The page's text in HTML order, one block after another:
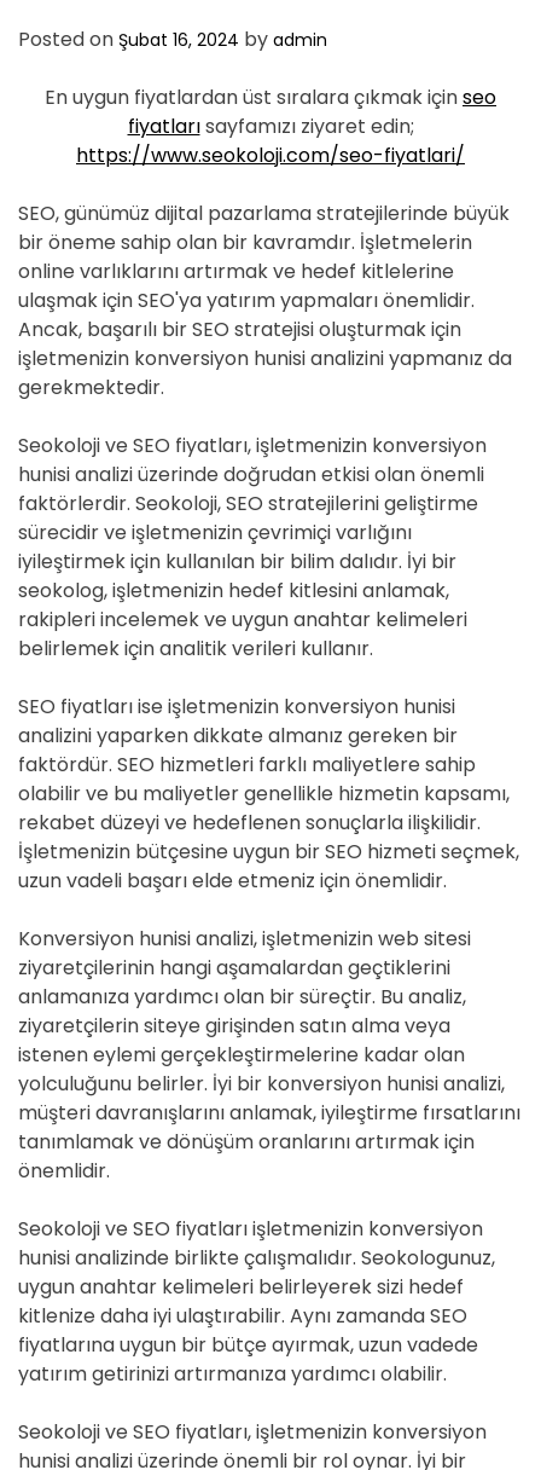
Posted on Şubat 16, 2024 by admin
En uygun fiyatlardan üst sıralara çıkmak içinseo
fiyatlarısayfamızı ziyaret edin;
https://www.seokoloji.com/seo-fiyatlari/
SEO, günümüz dijital pazarlama stratejilerinde büyük
bir öneme sahip olan bir kavramdır. İşletmelerin
online varlıklarını artırmak ve hedef kitlelerine
ulaşmak için SEO'ya yatırım yapmaları önemlidir.
Ancak, başarılı bir SEO stratejisi oluşturmak için
işletmenizin konversiyon hunisi analizini yapmanız da
gerekmektedir.
Seokoloji ve SEO fiyatları, işletmenizin konversiyon
hunisi analizi üzerinde doğrudan etkisi olan önemli
faktörlerdir. Seokoloji, SEO stratejilerini geliştirme
sürecidir ve işletmenizin çevrimiçi varlığını
iyileştirmek için kullanılan bir bilim dalıdır. İyi bir
seokolog, işletmenizin hedef kitlesini anlamak,
rakipleri incelemek ve uygun anahtar kelimeleri
belirlemek için analitik verileri kullanır.
SEO fiyatları ise işletmenizin konversiyon hunisi
analizini yaparken dikkate almanız gereken bir
faktördür. SEO hizmetleri farklı maliyetlere sahip
olabilir ve bu maliyetler genellikle hizmetin kapsamı,
rekabet düzeyi ve hedeflenen sonuçlarla ilişkilidir.
İşletmenizin bütçesine uygun bir SEO hizmeti seçmek,
uzun vadeli başarı elde etmeniz için önemlidir.
Konversiyon hunisi analizi, işletmenizin web sitesi
ziyaretçilerinin hangi aşamalardan geçtiklerini
anlamanıza yardımcı olan bir süreçtir. Bu analiz,
ziyaretçilerin siteye girişinden satın alma veya
istenen eylemi gerçekleştirmelerine kadar olan
yolculuğunu belirler. İyi bir konversiyon hunisi analizi,
müşteri davranışlarını anlamak, iyileştirme fırsatlarını
tanımlamak ve dönüşüm oranlarını artırmak için
önemlidir.
Seokoloji ve SEO fiyatları işletmenizin konversiyon
hunisi analizinde birlikte çalışmalıdır. Seokologunuz,
uygun anahtar kelimeleri belirleyerek sizi hedef
kitlenize daha iyi ulaştırabilir. Aynı zamanda SEO
fiyatlarına uygun bir bütçe ayırmak, uzun vadede
yatırım getirinizi artırmanıza yardımcı olabilir.
Seokoloji ve SEO fiyatları, işletmenizin konversiyon
hunisi analizi üzerinde önemli bir rol oynar. İyi bir